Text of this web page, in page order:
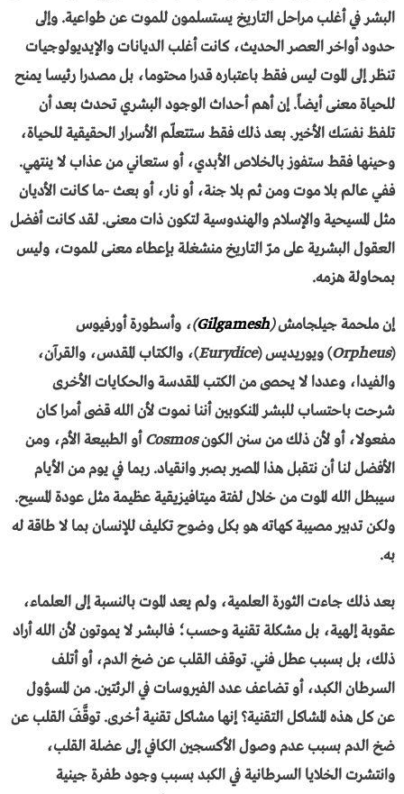
البشر في أغلب مراحل التاريخ يستسلمون للموت عن طواعية. وإلى
حدود أواخر العصر الحديث، كانت أغلب الديانات والإيديولوجيات
تنظر إلى الموت ليس فقط باعتباره قدرا محتوما، بل مصدرا رئيسا يمنح
للحياة معنى أيضاً. إن أهم أحداث الوجود البشري تحدث بعد أن
تلفظ نفسَك الأخير. بعد ذلك فقط ستتعلّم الأسرار الحقيقية للحياة،
وحينها فقط ستفوز بالخلاص الأبدي، أو ستعاني من عذاب لا ينتهي.
ففي عالم بلا موت ومن ثم بلا جنة، أو نار، أو بعث -ما كانت الأديان
مثل المسيحية والإسلام والهندوسية لتكون ذات معنى. لقد كانت أفضل
العقول البشرية على مرّ التاريخ منشغلة بإعطاء معنى للموت، وليس
بمحاولة هزمه.
إن ملحمة جيلجامش(
Gilgamesh
)، وأسطورة أورفيوس
(
Orpheus) ويوريديس (Eurydice)، والكتاب المقدس، والقرآن،
والفيدا، وعددا لا يحصى من الكتب المقدسة والحكايات الأخرى
شرحت باحتساب للبشر المنكوبين أننا نموت لأن الله قضى أمرا كان
مفعولا، أو لأن ذلك من سنن الكونCosmos أو الطبيعة الأم، ومن
الأفضل لنا أن نتقبل هذا المصير بصبر وانقياد. ربما في يوم من الأيام
سيبطل الله الموت من خلال لفتة ميتافيزيقية عظيمة مثل عودة المسيح.
ولكن تدبير مصيبة كهاته هو بكل وضوح تكليف للإنسان بما لا طاقة له
به.
بعد ذلك جاءت الثورة العلمية، ولم يعد الموت بالنسبة إلى العلماء،
عقوبة إلهية، بل مشكلة تقنية وحسب؛ فالبشر لا يموتون لأن الله أراد
ذلك، بل بسبب عطل فني. توقف القلب عن ضخ الدم، أو أتلف
السرطان الكبد، أو تضاعف عدد الفيروسات في الرئتين. من المسؤول
عن كل هذه المشاكل التقنية؟ إنها مشاكل تقنية أخرى. توقَّفَ القلب عن
ضخ الدم بسبب عدم وصول الأكسجين الكافي إلى عضلة القلب،
وانتشرت الخلايا السرطانية في الكبد بسبب وجود طفرة جينية